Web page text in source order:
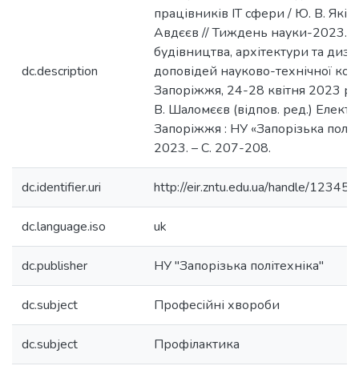
dc.description
працівників ІТ сфери / Ю. В.
Авдєєв // Тиждень науки-2023.
будівництва, архітектури та
доповідей науково-технічної
Запоріжжя, 24-28 квітня 2023 р.
В. Шаломєєв (відпов. ред.)
Запоріжжя : НУ «Запорізька
2023. – С. 207-208.
dc.identifier.uri http://eir.zntu.edu.ua/handle/
dc.language.iso uk
dc.publisher НУ "Запорізька політехніка"
dc.subject Професійні хвороби
dc.subject Профілактика